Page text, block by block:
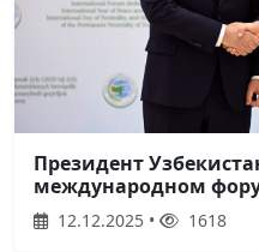
Президент
международном
12.12.2025 • 1618